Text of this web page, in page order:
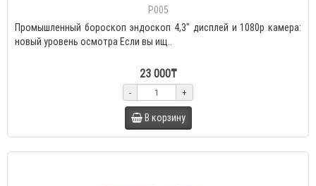
P005
Промышленный бороскоп эндоскоп 4,3" дисплей и 1080p камера:
новый уровень осмотра Если вы ищ..
23 000₸
- +
В корзину